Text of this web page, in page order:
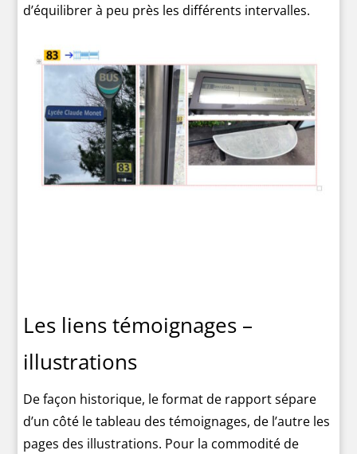
d’équilibrer à peu près les différents intervalles.
Les liens témoignages –
illustrations
De façon historique, le format de rapport sépare
d’un côté le tableau des témoignages, de l’autre les
pages des illustrations. Pour la commodité de